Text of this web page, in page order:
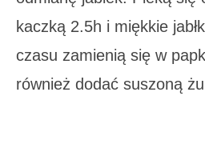
kaczką 2.5h i miękkie
czasu zamienią się w
również dodać suszoną